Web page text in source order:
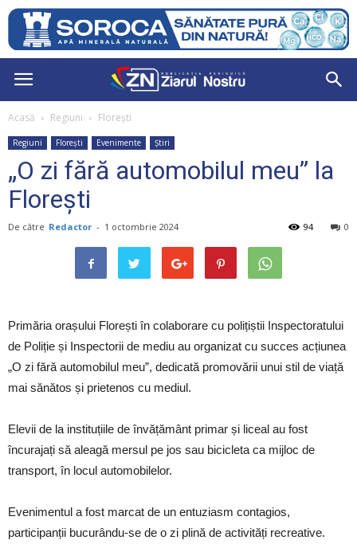
Acasă Regiuni Florești
Regiuni Florești Evenimente Știri
„O zi fără automobilul meu” la
Florești
De către Redactor - 1 octombrie 2024 0
94
Primăria orașului Florești în colaborare cu polițiștii Inspectoratului
de Poliție și Inspectorii de mediu au organizat cu succes acțiunea
„O zi fără automobilul meu”, dedicată promovării unui stil de viață
mai sănătos și prietenos cu mediul.
Elevii de la instituțiile de învățământ primar și liceal au fost
încurajați să aleagă mersul pe jos sau bicicleta ca mijloc de
transport, în locul automobilelor.
Evenimentul a fost marcat de un entuziasm contagios,
participanții bucurându-se de o zi plină de activități recreative.